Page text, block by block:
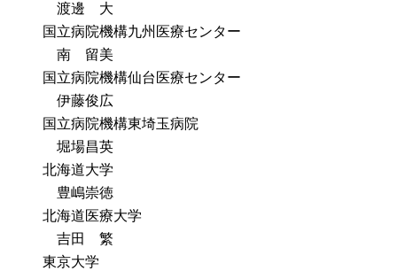
渡邊 大
国立病院機構九州医療センター
南 留美
国立病院機構仙台医療センター
伊藤俊広
国立病院機構東埼玉病院
堀場昌英
北海道大学
豊嶋崇徳
北海道医療大学
吉田 繁
東京大学